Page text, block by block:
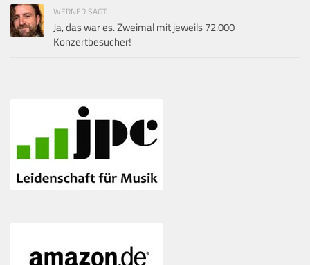
WERNER SAGT:
Ja, das war es. Zweimal mit jeweils 72.000
Konzertbesucher!